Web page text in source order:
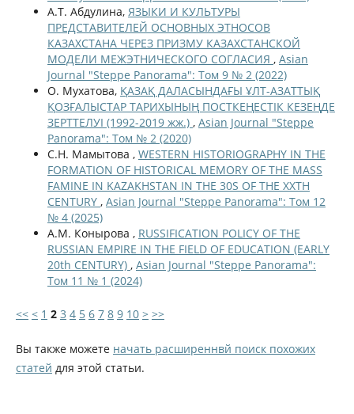
А.Т. Абдулина, ЯЗЫКИ И КУЛЬТУРЫ
ПРЕДСТАВИТЕЛЕЙ ОСНОВНЫХ ЭТНОСОВ
КАЗАХСТАНА ЧЕРЕЗ ПРИЗМУ КАЗАХСТАНСКОЙ
МОДЕЛИ МЕЖЭТНИЧЕСКОГО СОГЛАСИЯ , Asian
Journal "Steppe Panorama": Том 9 № 2 (2022)
О. Мухатова, ҚАЗАҚ ДАЛАСЫНДАҒЫ ҰЛТ-АЗАТТЫҚ
ҚОЗҒАЛЫСТАР ТАРИХЫНЫҢ ПОСТКЕҢЕСТІК КЕЗЕҢДЕ
ЗЕРТТЕЛУІ (1992-2019 жж.) , Asian Journal "Steppe
Panorama": Том № 2 (2020)
С.Н. Мамытова , WESTERN HISTORIOGRAPHY IN THE
FORMATION OF HISTORICAL MEMORY OF THE MASS
FAMINE IN KAZAKHSTAN IN THE 30S OF THE XXTH
CENTURY , Asian Journal "Steppe Panorama": Том 12
№ 4 (2025)
А.М. Конырова , RUSSIFICATION POLICY OF THE
RUSSIAN EMPIRE IN THE FIELD OF EDUCATION (EARLY
20th CENTURY) , Asian Journal "Steppe Panorama":
Том 11 № 1 (2024)
<< < 1 2 3 4 5 6 7 8 9 10 > >>
Вы также можете начать расширеннвй поиск похожих
статей для этой статьи.